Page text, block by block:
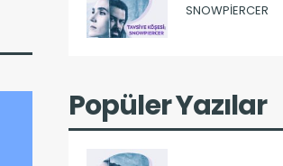
SNOWPIERCER
Popüler Yazılar